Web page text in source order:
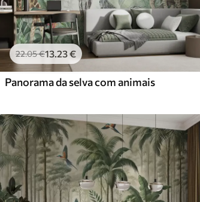
22.05€13 .23€
Panorama da selva com animais